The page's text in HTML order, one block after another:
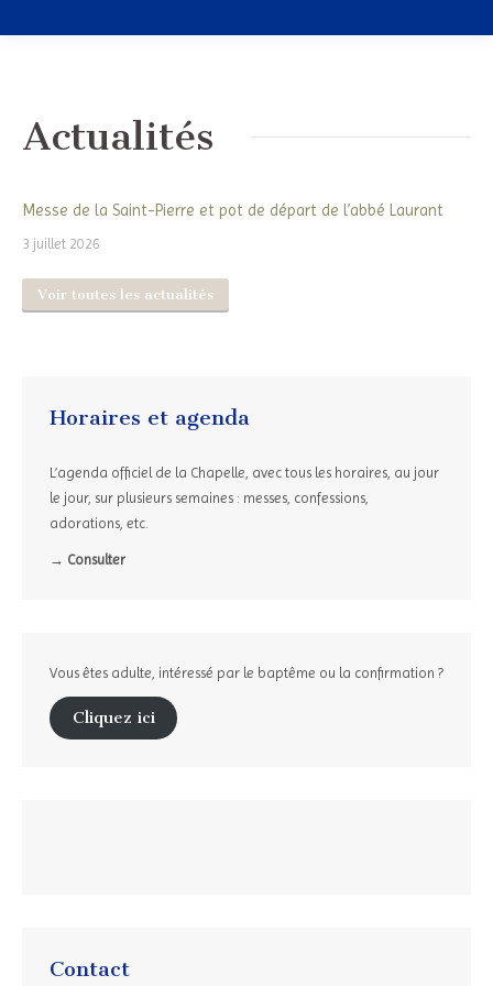
Actualités
Messe de la Saint-Pierre et pot de départ de l’abbé Laurant
3 juillet 2026
Voir toutes les actualités
Horaires et agenda
L’agenda officiel de la Chapelle, avec tous les horaires, au jour
le jour, sur plusieurs semaines : messes, confessions,
adorations, etc.
→ Consulter
Vous êtes adulte, intéressé par le baptême ou la confirmation ?
Cliquez ici
Contact